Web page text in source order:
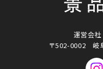
運営会社
〒502-0002岐